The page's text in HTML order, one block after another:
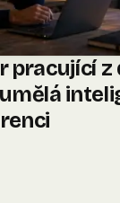
pracující z